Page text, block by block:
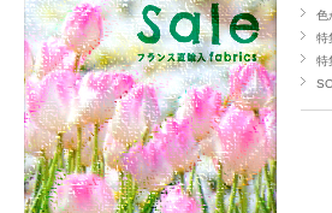
色
特
特